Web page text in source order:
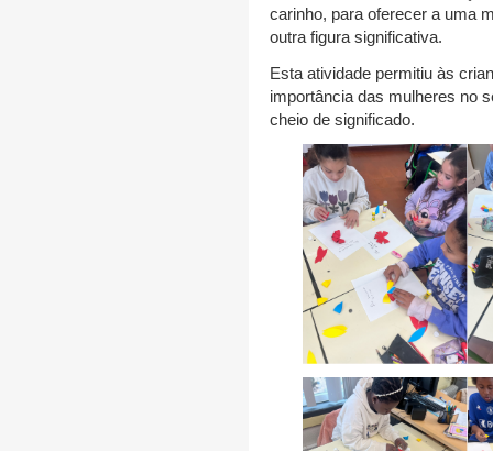
carinho, para oferecer a uma
outra figura significativa.
Esta atividade permitiu às
importância das mulheres no
cheio de significado.